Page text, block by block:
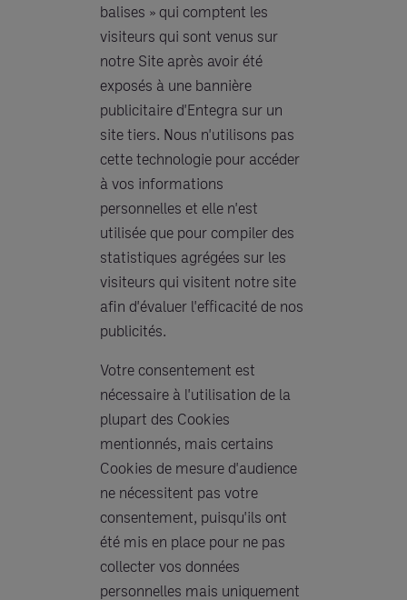
balises » qui comptent les
visiteurs qui sont venus sur
notre Site après avoir été
exposés à une bannière
publicitaire d'Entegra sur un
site tiers. Nous n'utilisons pas
cette technologie pour accéder
à vos informations
personnelles et elle n'est
utilisée que pour compiler des
statistiques agrégées sur les
visiteurs qui visitent notre site
afin d'évaluer l'efficacité de nos
publicités.
Votre consentement est
nécessaire à l'utilisation de la
plupart des Cookies
mentionnés, mais certains
Cookies de mesure d'audience
ne nécessitent pas votre
consentement, puisqu'ils ont
été mis en place pour ne pas
collecter vos données
personnelles mais uniquement